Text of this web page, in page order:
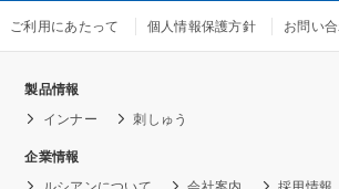
ご利用にあたって 個人情報保護方針 お問い
製品情報
インナー
刺しゅう
企業情報